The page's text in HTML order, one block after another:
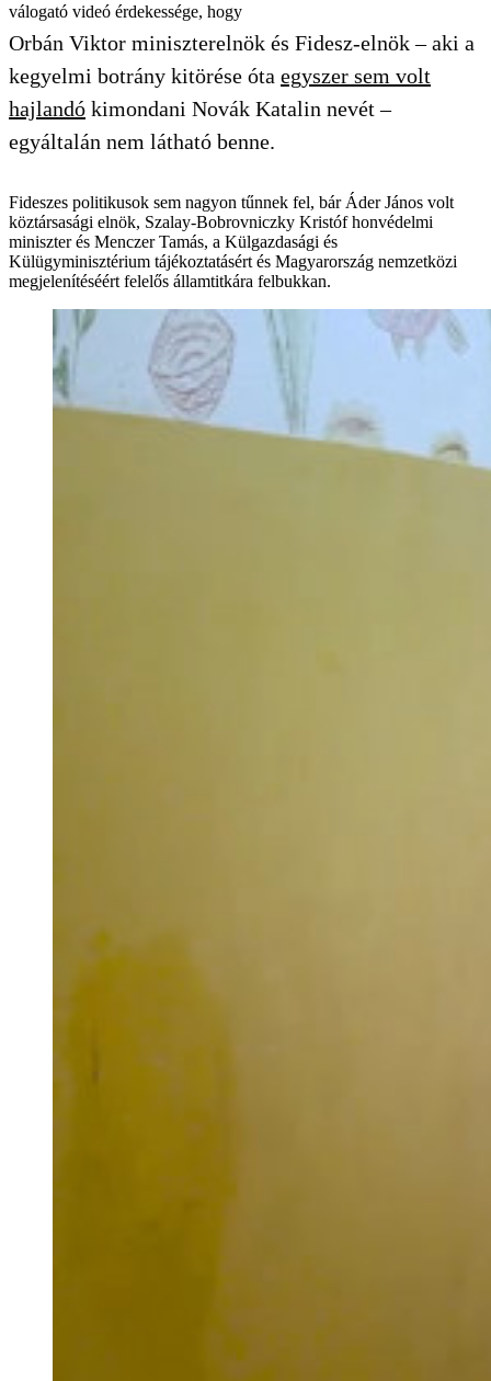
válogató videó érdekessége, hogy
Orbán Viktor miniszterelnök és Fidesz-elnök – aki a
kegyelmi botrány kitörése óta egyszer sem volt
hajlandó kimondani Novák Katalin nevét –
egyáltalán nem látható benne.
Fideszes politikusok sem nagyon tűnnek fel, bár Áder János volt
köztársasági elnök, Szalay-Bobrovniczky Kristóf honvédelmi
miniszter és Menczer Tamás, a Külgazdasági és
Külügyminisztérium tájékoztatásért és Magyarország nemzetközi
megjelenítéséért felelős államtitkára felbukkan.